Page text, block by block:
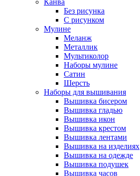
Канва
Без рисунка
С рисунком
Мулине
Меланж
Металлик
Мультиколор
Наборы мулине
Сатин
Шерсть
Наборы для вышивания
Вышивка бисером
Вышивка гладью
Вышивка икон
Вышивка крестом
Вышивка лентами
Вышивка на изделиях
Вышивка на одежде
Вышивка подушек
Вышивка часов